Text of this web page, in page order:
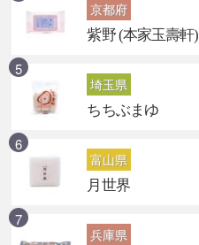
京都府
紫野 (本家玉壽軒)
埼玉県
ちちぶまゆ
富山県
月世界
兵庫県